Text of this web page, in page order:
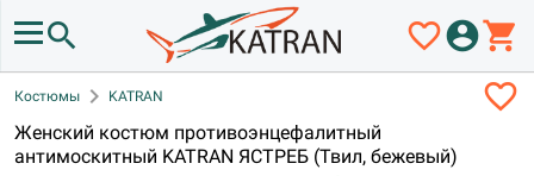
search favorite_borderaccount_circleshopping_cart
Костюмы chevron_right KATRAN favorite_border
Женский костюм противоэнцефалитный
антимоскитный KATRAN ЯСТРЕБ (Твил, бежевый)